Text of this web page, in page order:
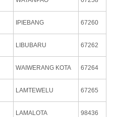
IPIEBANG 67260
LIBUBARU 67262
WAIWERANG KOTA 67264
LAMTEWELU 67265
LAMALOTA 98436